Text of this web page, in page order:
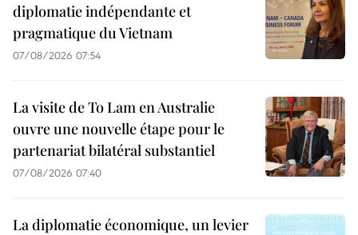
diplomatie indépendante et
pragmatique du Vietnam
07/08/2026 07:54
La visite de To Lam en Australie
ouvre une nouvelle étape pour le
partenariat bilatéral substantiel
07/08/2026 07:40
La diplomatie économique, un levier